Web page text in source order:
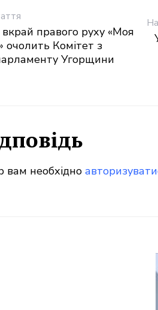
правого руху «Моя
очолить Комітет з
Угорщини
вам необхідно